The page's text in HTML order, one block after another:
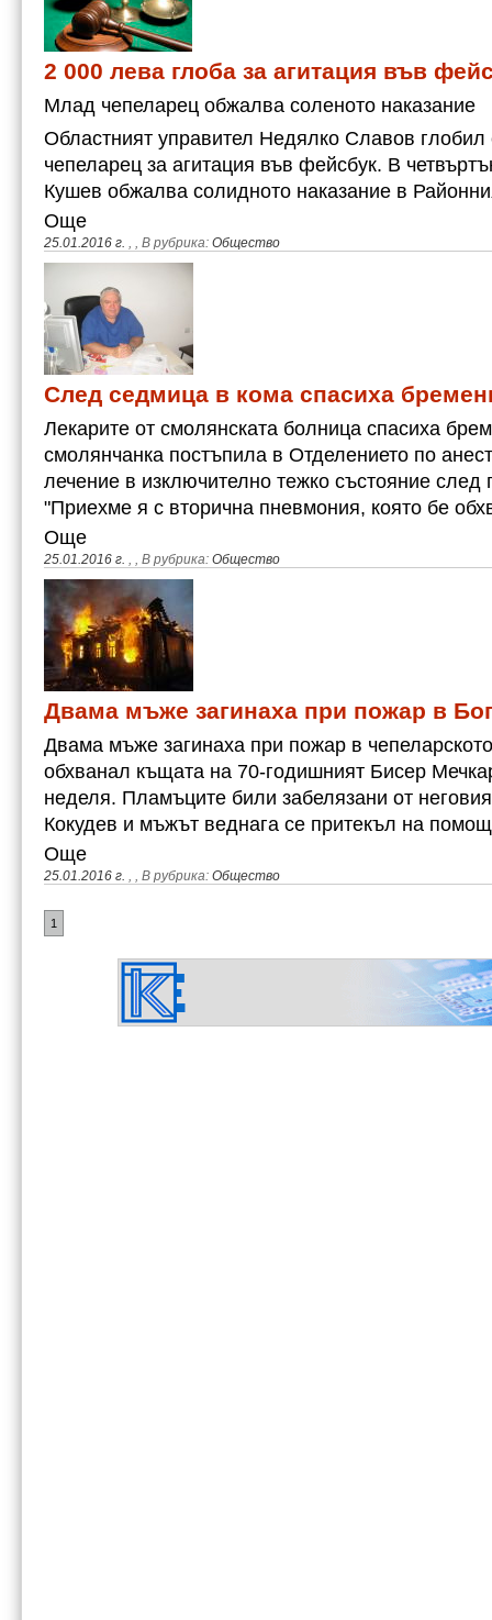
2 000 лева глоба за агитация във
Млад чепеларец обжалва соленото наказание
Областният управител Недялко Славов
чепеларец за агитация във фейсбук. В
Кушев обжалва солидното наказание в
25.01.2016 г. , , В рубрика: Общество
Още
След седмица в кома спасиха
Лекарите от смолянската болница спасиха
смолянчанка постъпила в Отделението по
лечение в изключително тежко състояние след
"Приехме я с вторична пневмония, която бе
25.01.2016 г. , , В рубрика: Общество
Още
Двама мъже загинаха при пожар в
Двама мъже загинаха при пожар в
обхванал къщата на 70-годишният Бисер
неделя. Пламъците били забелязани от
Кокудев и мъжът веднага се притекъл на
25.01.2016 г. , , В рубрика: Общество
Още
1